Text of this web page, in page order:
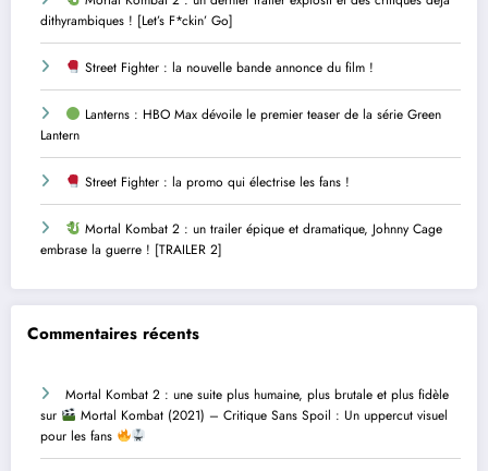
dithyrambiques ! [Let’s F*ckin’ Go]
Street Fighter : la nouvelle bande annonce du film !
Lanterns : HBO Max dévoile le premier teaser de la série Green
Lantern
Street Fighter : la promo qui électrise les fans !
Mortal Kombat 2 : un trailer épique et dramatique, Johnny Cage
embrase la guerre ! [TRAILER 2]
Commentaires récents
Mortal Kombat 2 : une suite plus humaine, plus brutale et plus fidèle
sur
Mortal Kombat (2021) – Critique Sans Spoil : Un uppercut visuel
pour les fans